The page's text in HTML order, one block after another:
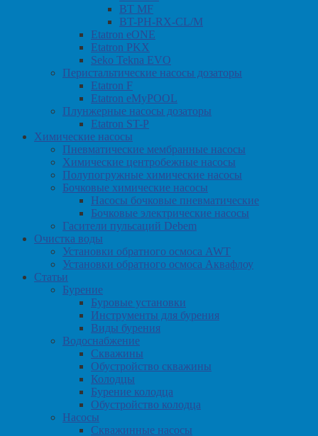
BT MF
BT-PH-RX-CL/M
Etatron eONE
Etatron PKX
Seko Tekna EVO
Перистальтические насосы дозаторы
Etatron F
Etatron eMyPOOL
Плунжерные насосы дозаторы
Etatron ST-P
Химические насосы
Пневматические мембранные насосы
Химические центробежные насосы
Полупогружные химические насосы
Бочковые химические насосы
Насосы бочковые пневматические
Бочковые электрические насосы
Гасители пульсаций Debem
Очистка воды
Установки обратного осмоса AWT
Установки обратного осмоса Аквафлоу
Статьи
Бурение
Буровые установки
Инструменты для бурения
Виды бурения
Водоснабжение
Скважины
Обустройство скважины
Колодцы
Бурение колодца
Обустройство колодца
Насосы
Скважинные насосы